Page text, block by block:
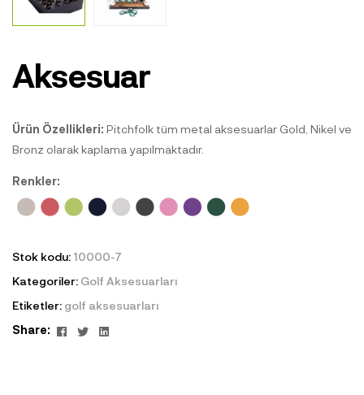
Aksesuar
Ürün Özellikleri: Pitchfolk tüm metal aksesuarlar Gold, Nikel ve
Bronz olarak kaplama yapılmaktadır.
Renkler:
Stok kodu: 10000-7
Kategoriler: Golf Aksesuarları
Etiketler: golf aksesuarları
Share:
Facebook
Twitter
Linkedin